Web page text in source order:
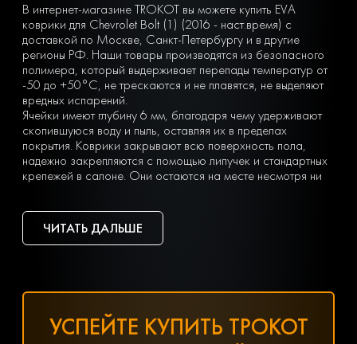
В интернет-магазине TROKOT вы можете купить EVA
коврики для Chevrolet Bolt (1) (2016 - наст.время) с
доставкой по Москве, Санкт-Петербургу и в другие
регионы РФ. Наши товары производятся из безопасного
полимера, который выдерживает перепады температур от
-50 до +50°С, не трескаются и не плавятся, не выделяют
вредных испарений.
Ячейки имеют глубину 6 мм, благодаря чему удерживают
скопившуюся воду и пыль, оставляя их в пределах
покрытия. Коврики закрывают всю поверхность пола,
надежно закрепляются с помощью липучек и стандартных
крепежей в салоне. Они остаются на месте несмотря ни
достаточно «отбить» его струей воды на автомойке или из
дворового шланга.
коврика под салон с любым дизайном.
Чтобы заказать недорогие ЕВА коврики для Chevrolet Bolt
(1) (2016 - наст.время), оформите заявку, заполнив
ЧИТАТЬ ДАЛЬШЕ
УСПЕЙТЕ КУПИТЬ ТРОКОТ